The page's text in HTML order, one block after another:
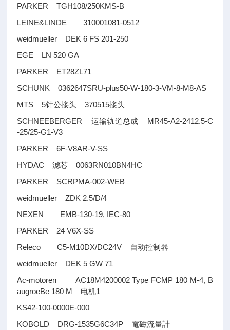
PARKER TGH108/250KMS-B
LEINE&LINDE 310001081-0512
weidmueller DEK 6 FS 201-250
EGE LN 520 GA
PARKER ET28ZL71
SCHUNK 0362647SRU-plus50-W-180-3-VM-8-M8-AS
MTS 5针公接头 370515接头
SCHNEEBERGER 运输轨道总成 MR45-A2-2412.5-C
-25/25-G1-V3
PARKER 6F-V8AR-V-SS
HYDAC滤芯 0063RN010BN4HC
PARKER SCRPMA-002-WEB
weidmueller ZDK 2.5/D/4
NEXEN EMB-130-19, IEC-80
PARKER 24 V6X-SS
Releco C5-M10DX/DC24V
自动控制器
weidmueller DEK 5 GW 71
Ac-motoren AC18M4200002 Type FCMP 180 M-4, B
augroeBe 180 M 电机1
KS42-100-0000E-000
KOBOLD DRG-1535G6C34P 電磁流量計